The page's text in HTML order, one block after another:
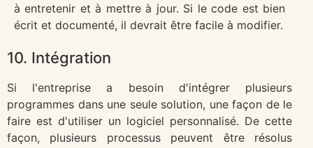
à entretenir et à mettre à jour. Si le code est bien
écrit et documenté, il devrait être facile à modifier.
10. Intégration
Si l'entreprise a besoin d'intégrer plusieurs
programmes dans une seule solution, une façon de le
faire est d'utiliser un logiciel personnalisé. De cette
façon, plusieurs processus peuvent être résolus